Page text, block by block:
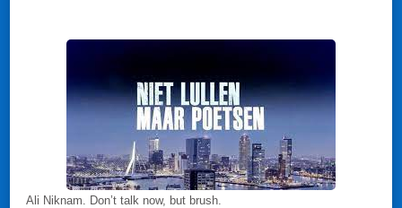
Ali Niknam. Don’t talk now, but brush.